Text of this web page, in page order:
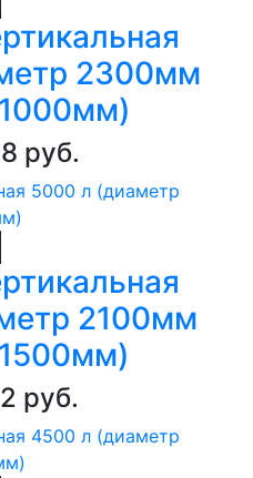
2300мм
руб.
2100мм
руб.